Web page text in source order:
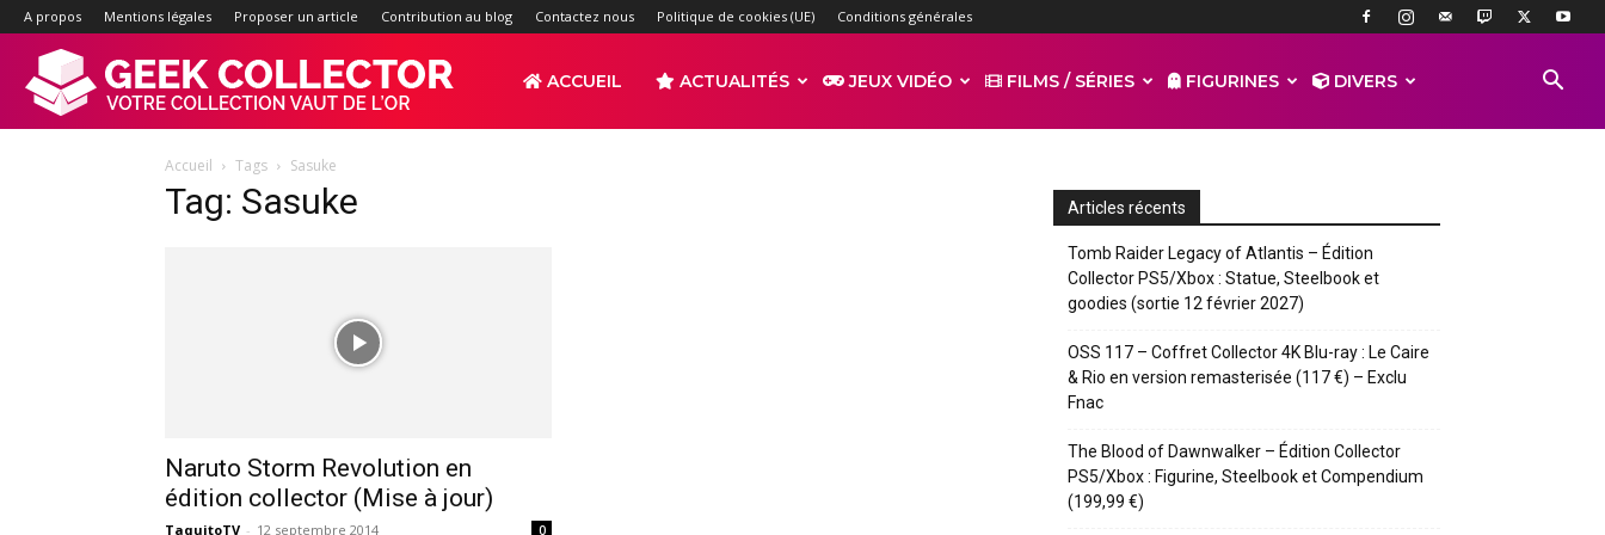
A propos Mentions légales Proposer un article Contribution au blog Contactez nous Politique de cookies (UE) Conditions générales
d'actualités
ACCUEIL ACTUALITÉS JEUX VIDÉO FILMS / SÉRIES FIGURINES DIVERS
Accueil Tags Sasuke
Tag: Sasuke
Naruto Storm Revolution en
édition collector (Mise à jour)
TaquitoTV - 12 septembre 2014 0
Articles récents
Tomb Raider Legacy of Atlantis – Édition
Collector PS5/Xbox : Statue, Steelbook et
goodies (sortie 12 février 2027)
OSS 117 – Coffret Collector 4K Blu-ray : Le Caire
& Rio en version remasterisée (117 €) – Exclu
Fnac
The Blood of Dawnwalker – Édition Collector
PS5/Xbox : Figurine, Steelbook et Compendium
(199,99 €)